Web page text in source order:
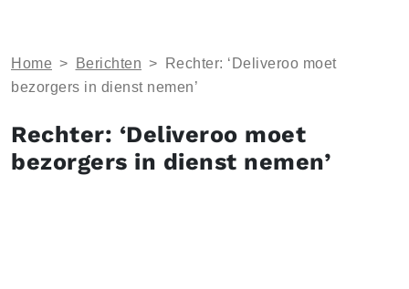
Home > Berichten >
Rechter: ‘Deliveroo moet
bezorgers in dienst nemen’
Rechter: ‘Deliveroo moet
bezorgers in dienst nemen’